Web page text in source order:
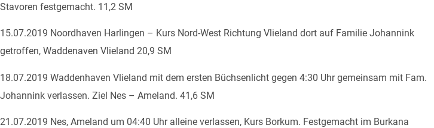
Stavoren festgemacht. 11,2 SM
15.07.2019 Noordhaven Harlingen – Kurs Nord-West Richtung Vlieland dort auf Familie Johannink
getroffen, Waddenaven Vlieland 20,9 SM
18.07.2019 Waddenhaven Vlieland mit dem ersten Büchsenlicht gegen 4:30 Uhr gemeinsam mit Fam.
Johannink verlassen. Ziel Nes – Ameland. 41,6 SM
21.07.2019 Nes, Ameland um 04:40 Uhr alleine verlassen, Kurs Borkum. Festgemacht im Burkana